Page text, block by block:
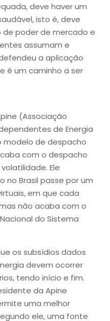
deve haver um
isto é, deve
poder de mercado e
assumam e
a aplicação
é um caminho a ser
(Associação
de Energia
modelo de despacho
com o despacho
Ele
no Brasil passe por um
em que cada
não acaba com o
do Sistema
os subsídios dados
devem ocorrer
tendo início e fim.
da Apine
uma melhor
ele, uma fonte